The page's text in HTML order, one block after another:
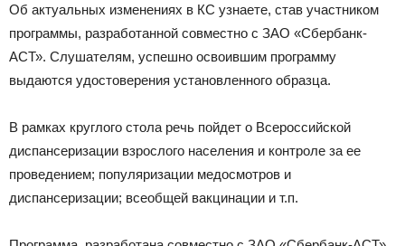
Об актуальных изменениях в КС узнаете, став участником
программы, разработанной совместно с ЗАО «Сбербанк-
АСТ». Слушателям, успешно освоившим программу
выдаются удостоверения установленного образца.
В рамках круглого стола речь пойдет о Всероссийской
диспансеризации взрослого населения и контроле за ее
проведением; популяризации медосмотров и
диспансеризации; всеобщей вакцинации и т.п.